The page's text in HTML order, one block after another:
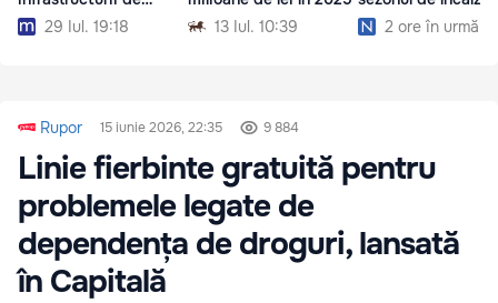
irigare29 Iul. 19:18
13 Iul. 10:39
2 ore în urmă
Rupor 15 iunie 2026, 22:35 9 884
Linie fierbinte gratuită pentru
problemele legate de
dependența de droguri, lansată
în Capitală